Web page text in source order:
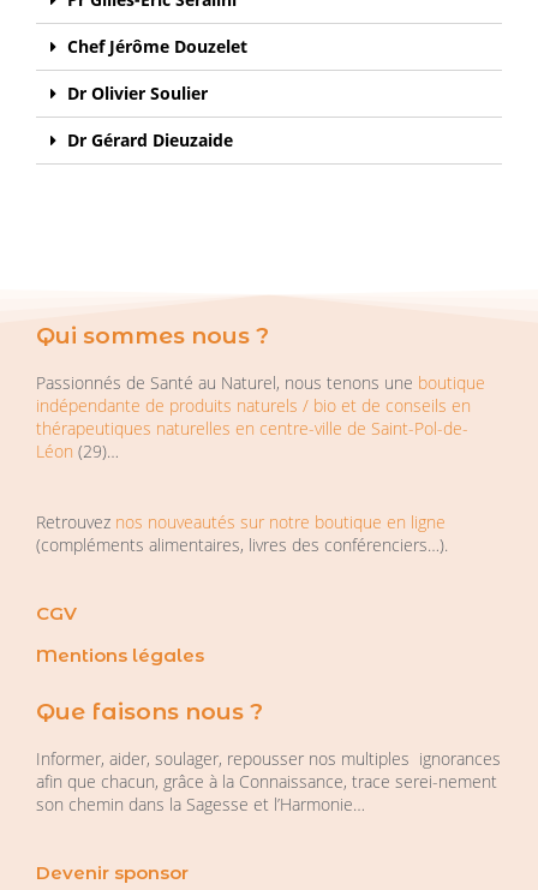
Chef Jérôme Douzelet
Dr Olivier Soulier
Dr Gérard Dieuzaide
Qui sommes nous ?
Passionnés de Santé au Naturel, nous tenons une boutique
indépendante de produits naturels / bio et de conseils en
thérapeutiques naturelles en centre-ville de Saint-Pol-de-
Léon (29)…
Retrouvez nos nouveautés sur notre boutique en ligne
(compléments alimentaires, livres des conférenciers…).
CGV
Mentions légales
Que faisons nous ?
Informer, aider, soulager, repousser nos multiples ignorances
afin que chacun, grâce à la Connaissance, trace serei-nement
son chemin dans la Sagesse et l’Harmonie…
Devenir sponsor